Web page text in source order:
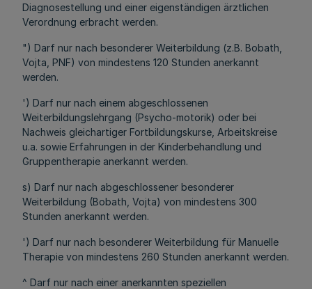
Diagnosestellung und einer eigenständigen ärztlichen
Verordnung erbracht werden.
") Darf nur nach besonderer Weiterbildung (z.B. Bobath,
Vojta, PNF) von mindestens 120 Stunden anerkannt
werden.
') Darf nur nach einem abgeschlossenen
Weiterbildungslehrgang (Psycho-motorik) oder bei
Nachweis gleichartiger Fortbildungskurse, Arbeitskreise
u.a. sowie Erfahrungen in der Kinderbehandlung und
Gruppentherapie anerkannt werden.
s) Darf nur nach abgeschlossener besonderer
Weiterbildung (Bobath, Vojta) von mindestens 300
Stunden anerkannt werden.
') Darf nur nach besonderer Weiterbildung für Manuelle
Therapie von mindestens 260 Stunden anerkannt werden.
^ Darf nur nach einer anerkannten speziellen